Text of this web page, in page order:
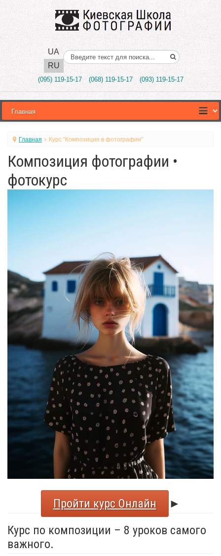
UA
RU
Поиск..
(095) 119-15-17 (068) 119-15-17 (093) 119-15-17
Главная Курс "Композиция в фотографии"
Композиция фотографии •
фотокурс
Пройти курс Онлайн
►
Курс по композиции – 8 уроков самого
важного.